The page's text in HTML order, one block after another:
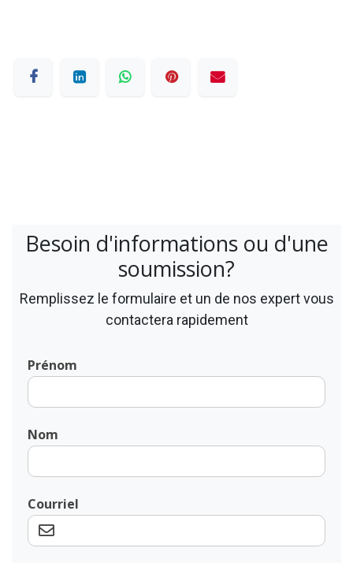
Besoin d'informations ou d'une
soumission?
Remplissez le formulaire et un de nos expert vous
contactera rapidement
Prénom
Nom
Courriel